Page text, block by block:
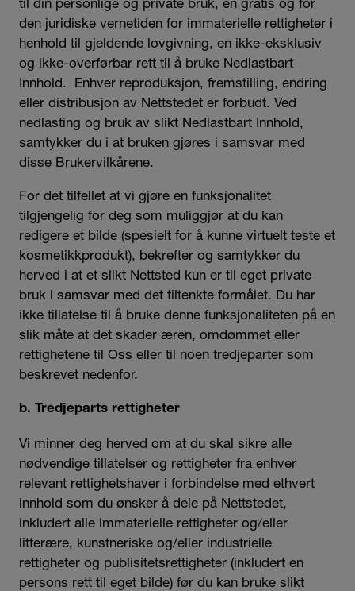
den juridiske vernetiden for immaterielle rettigheter i
henhold til gjeldende lovgivning, en ikke-eksklusiv
og ikke-overførbar rett til å bruke Nedlastbart
Innhold. Enhver reproduksjon, fremstilling, endring
eller distribusjon av Nettstedet er forbudt. Ved
nedlasting og bruk av slikt Nedlastbart Innhold,
samtykker du i at bruken gjøres i samsvar med
disse Brukervilkårene.
For det tilfellet at vi gjøre en funksjonalitet
tilgjengelig for deg som muliggjør at du kan
redigere et bilde (spesielt for å kunne virtuelt teste et
kosmetikkprodukt), bekrefter og samtykker du
herved i at et slikt Nettsted kun er til eget private
bruk i samsvar med det tiltenkte formålet. Du har
ikke tillatelse til å bruke denne funksjonaliteten på en
slik måte at det skader æren, omdømmet eller
rettighetene til Oss eller til noen tredjeparter som
beskrevet nedenfor.
b. Tredjeparts rettigheter
Vi minner deg herved om at du skal sikre alle
nødvendige tillatelser og rettigheter fra enhver
relevant rettighetshaver i forbindelse med ethvert
innhold som du ønsker å dele på Nettstedet,
inkludert alle immaterielle rettigheter og/eller
litterære, kunstneriske og/eller industrielle
rettigheter og publisitetsrettigheter (inkludert en
persons rett til eget bilde) før du kan bruke slikt